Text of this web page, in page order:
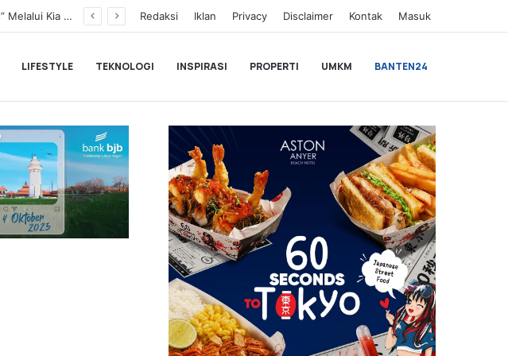
Transformasi Digital Perkuat Layanan, Bank bjb Raih Lima Titanium Awards pada PRIMA Awards 2026 Redaksi Iklan Privacy Disclaimer Kontak Masuk
LIFESTYLE TEKNOLOGI INSPIRASI PROPERTI UMKM BANTEN24